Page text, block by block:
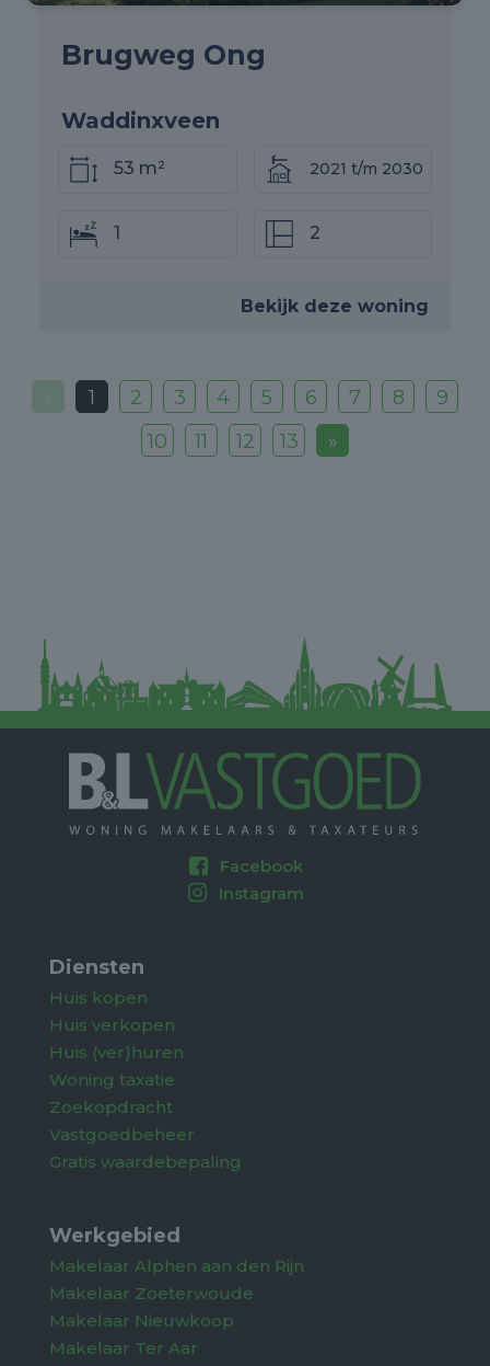
Brugweg Ong
Waddinxveen
53 m² 2021 t/m 2030
1 2
Bekijk deze woning
1 2 3 4 5 6 7 8
9
10
11 12 13 »
Facebook
Instagram
Diensten
Huis kopen
Huis verkopen
Huis (ver)huren
Woning taxatie
Zoekopdracht
Vastgoedbeheer
Gratis waardebepaling
Werkgebied
Makelaar Alphen aan den Rijn
Makelaar Zoeterwoude
Makelaar Nieuwkoop
Makelaar Ter Aar